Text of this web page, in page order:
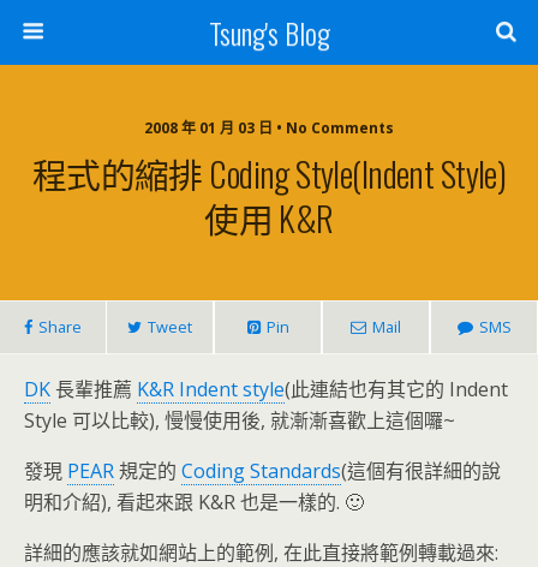
Tsung's Blog
2008 年 01 月 03 日 • No Comments
程式的縮排 Coding Style(Indent Style)
使用 K&R
Share Tweet Pin Mail SMS
DK長輩推薦 K&R Indent style(此連結也有其它的 Indent
Style 可以比較), 慢慢使用後, 就漸漸喜歡上這個囉~
發現 PEAR規定的 Coding Standards(這個有很詳細的說
明和介紹), 看起來跟 K&R 也是一樣的. 🙂
詳細的應該就如網站上的範例, 在此直接將範例轉載過來: